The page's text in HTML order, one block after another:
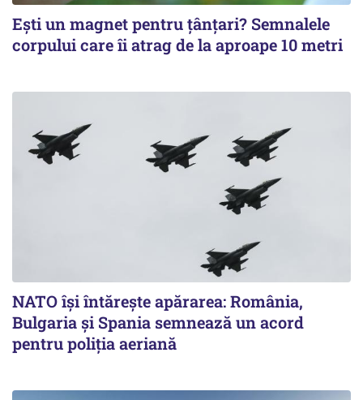
Ești un magnet pentru țânțari? Semnalele
corpului care îi atrag de la aproape 10 metri
NATO își întărește apărarea: România,
Bulgaria și Spania semnează un acord
pentru poliția aeriană